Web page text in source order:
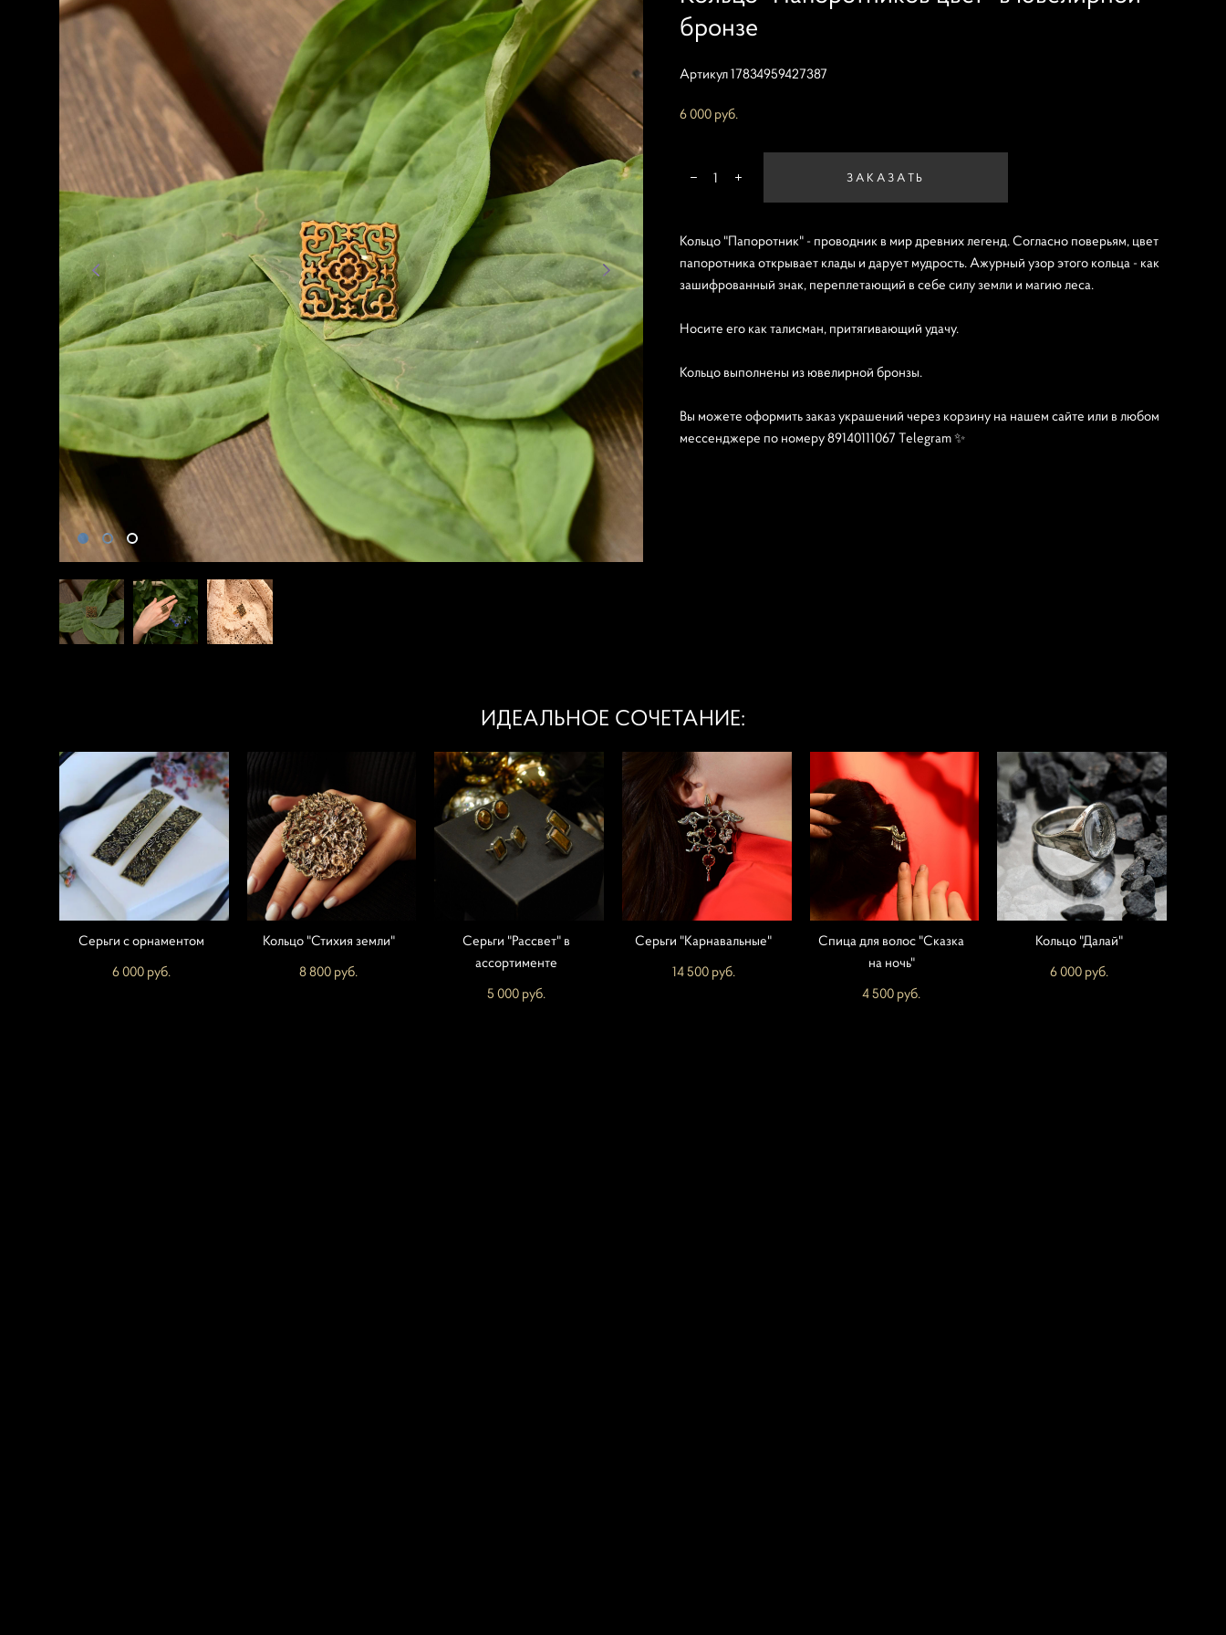
бронзе
Артикул 17834959427387
6 000 pуб.
ЗАКАЗАТЬ
Кольцо "Папоротник" - проводник в мир древних легенд. Согласно поверьям, цвет
папоротника открывает клады и дарует мудрость. Ажурный узор этого кольца - как
зашифрованный знак, переплетающий в себе силу земли и магию леса.
Носите его как талисман, притягивающий удачу.
Кольцо выполнены из ювелирной бронзы.
Вы можете оформить заказ украшений через корзину на нашем сайте или в любом
мессенджере по номеру 89140111067 Telegram ✨
ИДЕАЛЬНОЕ СОЧЕТАНИЕ:
Серьги с орнаментом
6 000 pуб.
Кольцо "Стихия земли"
8 800 pуб.
Серьги "Рассвет" в
ассортименте
5 000 pуб.
Серьги "Карнавальные"
14 500 pуб.
Спица для волос "Сказка
на ночь"
4 500 pуб.
Кольцо "Далай"
6 000 pуб.